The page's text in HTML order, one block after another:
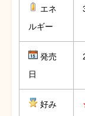
エネ
ルギー
発売
日
好み